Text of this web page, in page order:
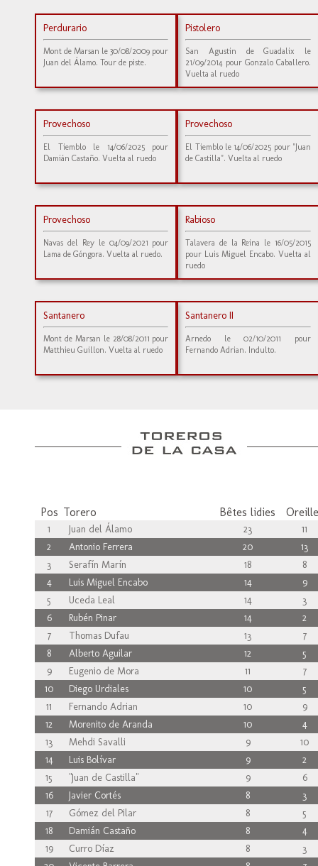
Perdurario
Mont de Marsan le 30/08/2009 pour
Juan del Álamo. Tour de piste.
Pistolero
San Agustin de Guadalix le
21/09/2014 pour Gonzalo Caballero.
Vuelta al ruedo
Provechoso
El Tiemblo le 14/06/2025 pour
Damián Castaño. Vuelta al ruedo
Provechoso
El Tiemblo le 14/06/2025 pour "Juan
de Castilla". Vuelta al ruedo
Provechoso
Navas del Rey le 04/09/2021 pour
Lama de Góngora. Vuelta al ruedo.
Rabioso
Talavera de la Reina le 16/05/2015
pour Luis Miguel Encabo. Vuelta al
ruedo
Santanero
Mont de Marsan le 28/08/2011 pour
Matthieu Guillon. Vuelta al ruedo
Santanero II
Arnedo le 02/10/2011 pour
Fernando Adrian. Indulto.
Pos Torero Bêtes lidies
1 Juan del Álamo 23
11
2
Antonio Ferrera 20
13
3
Serafín Marín 18
8
4
Luis Miguel Encabo 14
9
5
Uceda Leal 14
3
6
Rubén Pinar 14
2
7
Thomas Dufau 13
7
8
Alberto Aguilar 12
5
9
Eugenio de Mora 11
7
10
Diego Urdiales 10
5
11
Fernando Adrian 10
9
12
Morenito de Aranda 10
4
13
Mehdi Savalli 9
10
14
Luis Bolívar 9
2
15
"Juan de Castilla" 9
6
16
Javier Cortés 8
3
17
Gómez del Pilar 8
5
18
Damián Castaño 8
4
19
Curro Díaz 8
3